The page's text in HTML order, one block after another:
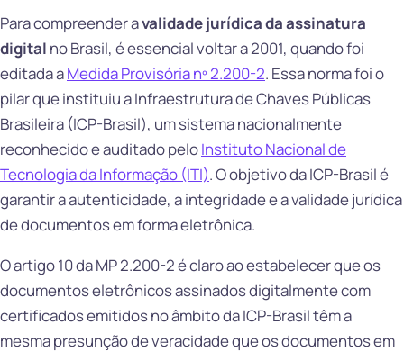
Para compreender avalidade jurídica da assinatura
digital no Brasil, é essencial voltar a 2001, quando foi
editada aMedida Provisória nº 2.200-2. Essa norma foi o
pilar que instituiu a Infraestrutura de Chaves Públicas
Brasileira (ICP-Brasil), um sistema nacionalmente
reconhecido e auditado peloInstituto Nacional de
Tecnologia da Informação (ITI). O objetivo da ICP-Brasil é
garantir a autenticidade, a integridade e a validade jurídica
de documentos em forma eletrônica.
O artigo 10 da MP 2.200-2 é claro ao estabelecer que os
documentos eletrônicos assinados digitalmente com
certificados emitidos no âmbito da ICP-Brasil têm a
mesma presunção de veracidade que os documentos em